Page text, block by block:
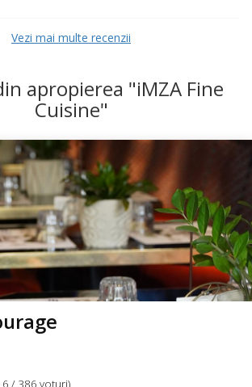
Vezi mai multe recenzii
apropierea "iMZA Fine
Cuisine"
/ 386 voturi)